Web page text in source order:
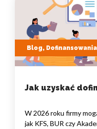
Blog,
Jak uzyskać
W 2026 roku firmy
jak KFS, BUR czy